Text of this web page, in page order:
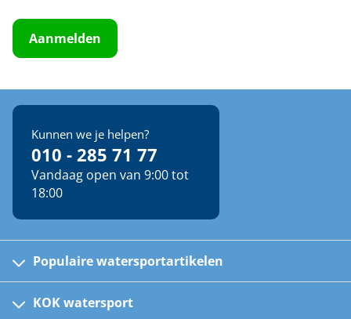
Aanmelden
Kunnen we je helpen?
010 - 285 71 77
Vandaag open van 9:00 tot
18:00
Populaire watersportartikelen
Kinder reddingsvesten
KOK watersport